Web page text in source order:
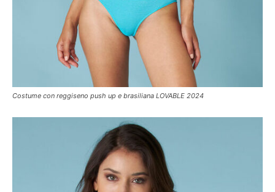
Costume con reggiseno push up e brasiliana LOVABLE 2024